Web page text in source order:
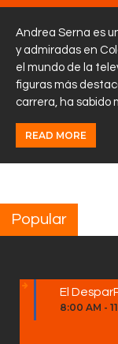
Andrea Serna es
y admiradas en
el mundo de la
figuras más
carrera, ha sabido
READ MORE
Popular
El
8:00 AM -